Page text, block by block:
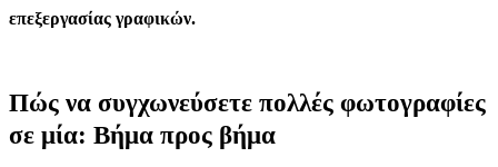
επεξεργασίας γραφικών.
Πώς να συγχωνεύσετε πολλές φωτογραφίες
σε μία: Βήμα προς βήμα